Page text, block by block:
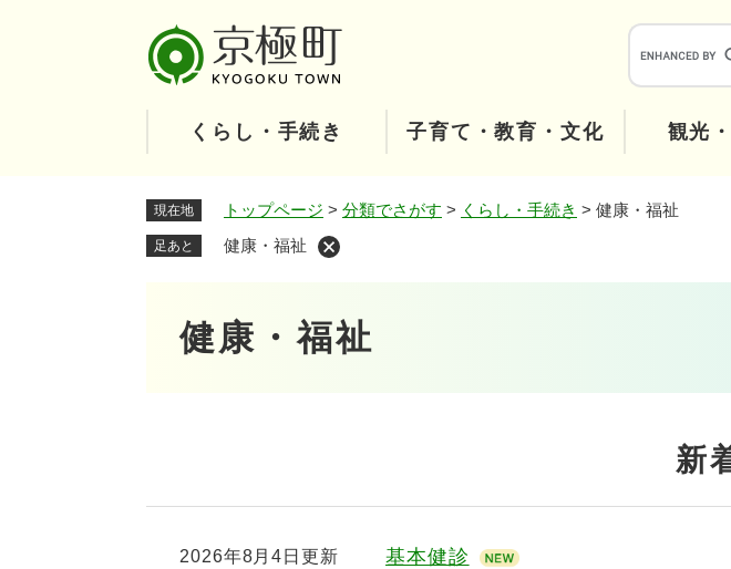
くらし・手続き 子育て・教育・文化 観光
現在地 トップページ > 分類でさがす > くらし・手続き > 健康・福祉
足あと 健康・福祉
健康・福祉
新
2026年8月4日更新 基本健診